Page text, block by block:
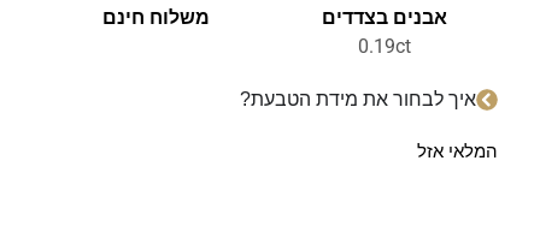
אבנים בצדדים
0.19ct
משלוח חינם
איך לבחור את מידת הטבעת?
המלאי אזל